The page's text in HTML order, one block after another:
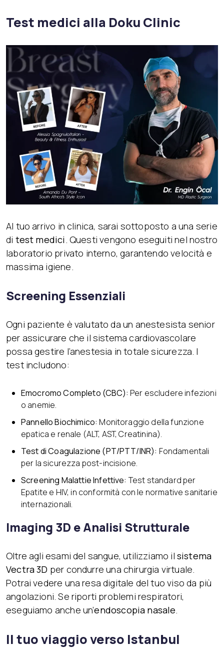
Test medici alla Doku Clinic
Al tuo arrivo in clinica, sarai sottoposto a una serie
di test medici. Questi vengono eseguiti nel nostro
laboratorio privato interno, garantendo velocità e
massima igiene.
Screening Essenziali
Ogni paziente è valutato da un anestesista senior
per assicurare che il sistema cardiovascolare
possa gestire l’anestesia in totale sicurezza. I
test includono:
Emocromo Completo (CBC): Per escludere infezioni
o anemie.
Pannello Biochimico: Monitoraggio della funzione
epatica e renale (ALT, AST, Creatinina).
Test di Coagulazione (PT/PTT/INR): Fondamentali
per la sicurezza post-incisione.
Screening Malattie Infettive: Test standard per
Epatite e HIV, in conformità con le normative sanitarie
internazionali.
Imaging 3D e Analisi Strutturale
Oltre agli esami del sangue, utilizziamo il sistema
Vectra 3D per condurre una chirurgia virtuale.
Potrai vedere una resa digitale del tuo viso da più
angolazioni. Se riporti problemi respiratori,
eseguiamo anche un’endoscopia nasale.
Il tuo viaggio verso Istanbul